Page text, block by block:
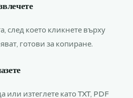
след което кликнете върху
готови за копиране.
изтеглете като TXT, PDF